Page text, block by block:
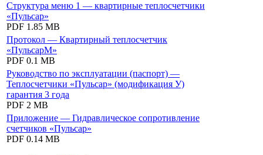
Структура меню 1 — квартирные теплосчетчики
«Пульсар»
PDF 1.85 MB
Протокол — Квартирный теплосчетчик
«ПульсарМ»
PDF 0.1 MB
Руководство по эксплуатации (паспорт) —
Теплосчетчики «Пульсар» (модификация У)
гарантия 3 года
PDF 2 MB
Приложение — Гидравлическое сопротивление
счетчиков «Пульсар»
PDF 0.14 MB